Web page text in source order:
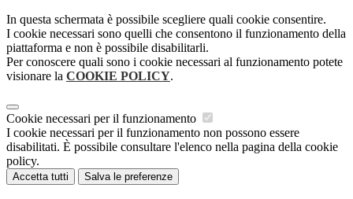
In questa schermata è possibile scegliere quali cookie consentire.
I cookie necessari sono quelli che consentono il funzionamento della
piattaforma e non è possibile disabilitarli.
Per conoscere quali sono i cookie necessari al funzionamento potete
visionare la COOKIE POLICY.
Cookie necessari per il funzionamento
I cookie necessari per il funzionamento non possono essere
disabilitati. È possibile consultare l'elenco nella pagina della cookie
policy.
Accetta tutti Salva le preferenze